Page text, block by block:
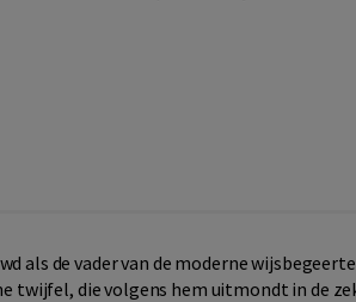
als de vader van de moderne
twijfel, die volgens hem uitmondt in de